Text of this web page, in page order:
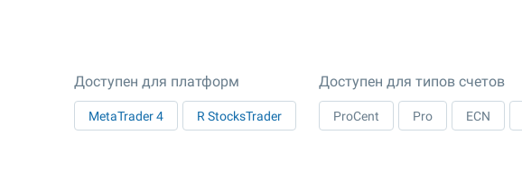
Доступен для платформ
MetaTrader 4 R StocksTrader
Доступен для типов счетов
ProCent Pro ECN